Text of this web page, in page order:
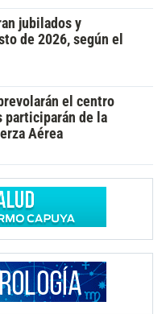
jubilados y
de 2026, según el
el centro
participarán de la
Aérea